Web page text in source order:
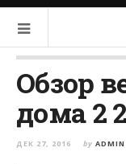
Обзор
дома 2
ДЕК 27, 2016 by ADMIN